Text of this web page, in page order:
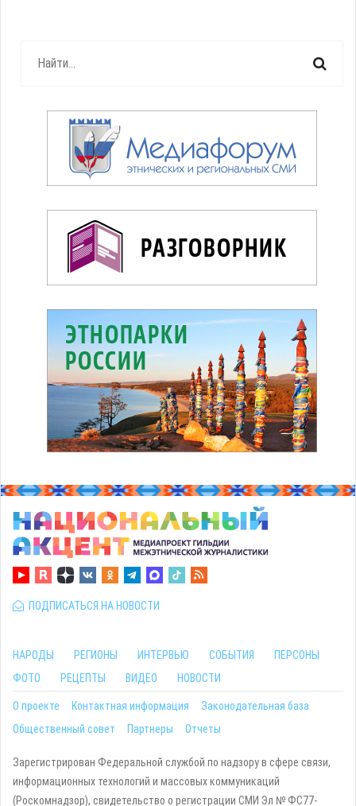
ПОДПИСАТЬСЯ НА НОВОСТИ
НАРОДЫ РЕГИОНЫ ИНТЕРВЬЮ СОБЫТИЯ
ПЕРСОНЫ
ФОТО
РЕЦЕПТЫ ВИДЕО НОВОСТИ
О проекте Контактная информация
Законодательная база
Общественный совет
Партнеры Отчеты
Зарегистрирован Федеральной службой по надзору в сфере связи,
информационных технологий и массовых коммуникаций
(Роскомнадзор), свидетельство о регистрации СМИ Эл № ФС77-